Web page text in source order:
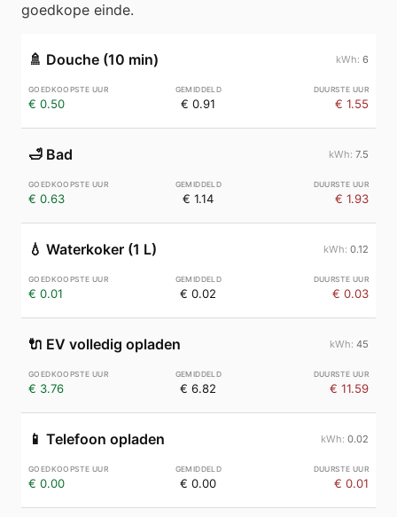
goedkope einde.
🚿 Douche (10 min) 6
€ 0.50 € 0.91 € 1.55
🛁 Bad 7.5
€ 0.63 € 1.14 € 1.93
💧 Waterkoker (1 L) 0.12
€ 0.01 € 0.02 € 0.03
🔌 EV volledig opladen 45
€ 3.76 € 6.82 € 11.59
📱 Telefoon opladen 0.02
€ 0.00 € 0.00 € 0.01